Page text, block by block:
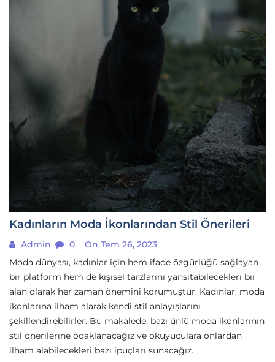
Kadınların Moda İkonlarından Stil Önerileri
Admin 0
On Tem 26, 2023
Moda dünyası, kadınlar için hem ifade özgürlüğü sağlayan
bir platform hem de kişisel tarzlarını yansıtabilecekleri bir
alan olarak her zaman önemini korumuştur. Kadınlar, moda
ikonlarına ilham alarak kendi stil anlayışlarını
şekillendirebilirler. Bu makalede, bazı ünlü moda ikonlarının
stil önerilerine odaklanacağız ve okuyuculara onlardan
ilham alabilecekleri bazı ipuçları sunacağız.